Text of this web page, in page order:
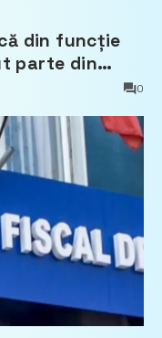
din funcție
parte din
0